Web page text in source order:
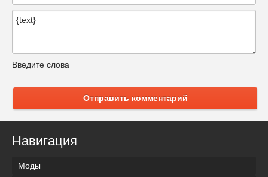
Введите слова
Отправить комментарий
Навигация
Моды